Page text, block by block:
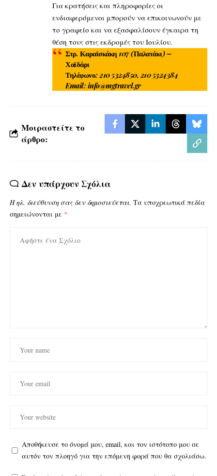
Για κρατήσεις και πληροφορίες οι
ενδιαφερόμενοι μπορούν να επικοινωνούν με
το γραφείο και να εξασφαλίσουν έγκαιρα τη
θέση τους στις εκδρομές του Ιουλίου.
Στρ. Καραϊσκάκη 107 (Παλατάκι) –
Χαϊδάρι
Τηλέφωνο: 210 5324850, 210 5324384
Email: info@mgtravel.gr
Μοιραστείτε το
άρθρο:
Δεν υπάρχουν Σχόλια
Η ηλ. διεύθυνση σας δεν δημοσιεύεται. Τα υποχρεωτικά πεδία
σημειώνονται με *
Αποθήκευσε το όνομά μου, email, και τον ιστότοπο μου σε
αυτόν τον πλοηγό για την επόμενη φορά που θα σχολιάσω.